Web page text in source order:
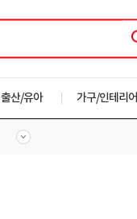
출산/유아 가구/인테리어